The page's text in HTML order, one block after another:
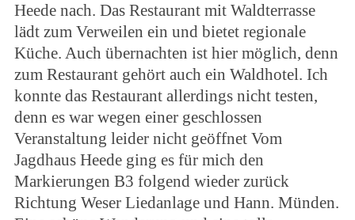
Heede nach. Das Restaurant mit Waldterrasse
lädt zum Verweilen ein und bietet regionale
Küche. Auch übernachten ist hier möglich, denn
zum Restaurant gehört auch ein Waldhotel. Ich
konnte das Restaurant allerdings nicht testen,
denn es war wegen einer geschlossen
Veranstaltung leider nicht geöffnet Vom
Jagdhaus Heede ging es für mich den
Markierungen B3 folgend wieder zurück
Richtung Weser Liedanlage und Hann. Münden.